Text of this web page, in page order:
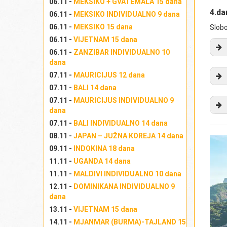
06.11 - MEKSIKO INDIVIDUALNO 9 dana
06.11 - MEKSIKO 15 dana
06.11 - VIJETNAM 15 dana
06.11 - ZANZIBAR INDIVIDUALNO 10
dana
07.11 - MAURICIJUS 12 dana
07.11 - BALI 14 dana
07.11 - MAURICIJUS INDIVIDUALNO 9
dana
07.11 - BALI INDIVIDUALNO 14 dana
08.11 - JAPAN – JUŽNA KOREJA 14 dana
09.11 -
INDOKINA 18 dana
11.11 - UGANDA 14 dana
11.11 - MALDIVI INDIVIDUALNO 10 dana
12.11 - DOMINIKANA INDIVIDUALNO 9
dana
13.11 - VIJETNAM 15 dana
14.11 - MJANMAR (BURMA)-TAJLAND 15